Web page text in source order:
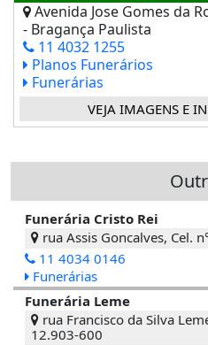
Avenida Jose Gomes da
- Bragança Paulista
11 4032 1255
Planos Funerários
Funerárias
VEJA IMAGENS E
Funerária Cristo Rei
rua Assis Goncalves, Cel.
11 4034 0146
Funerárias
Funerária Leme
rua Francisco da Silva
12.903-600